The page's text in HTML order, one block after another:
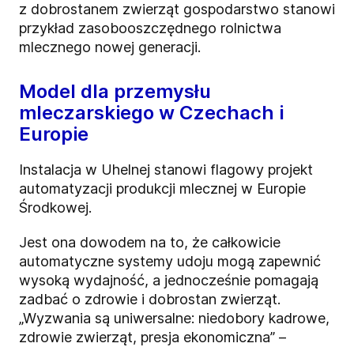
z dobrostanem zwierząt gospodarstwo stanowi
przykład zasobooszczędnego rolnictwa
mlecznego nowej generacji.
Model dla przemysłu
mleczarskiego w Czechach i
Europie
Instalacja w Uhelnej stanowi flagowy projekt
automatyzacji produkcji mlecznej w Europie
Środkowej.
Jest ona dowodem na to, że całkowicie
automatyczne systemy udoju mogą zapewnić
wysoką wydajność, a jednocześnie pomagają
zadbać o zdrowie i dobrostan zwierząt.
„Wyzwania są uniwersalne: niedobory kadrowe,
zdrowie zwierząt, presja ekonomiczna” –